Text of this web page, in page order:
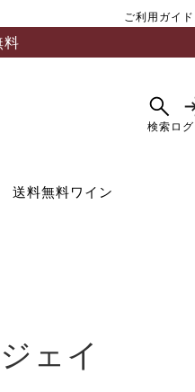
ご利用ガイド
料
送料無料ワイン
ェイ